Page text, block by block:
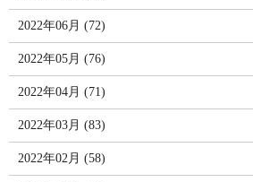
2022年06月 (72)
2022年05月 (76)
2022年04月 (71)
2022年03月 (83)
2022年02月 (58)